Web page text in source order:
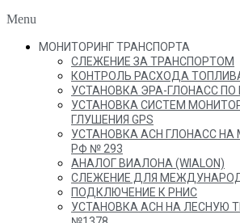
Menu
МОНИТОРИНГ ТРАНСПОРТА
СЛЕЖЕНИЕ ЗА ТРАНСПОРТОМ
КОНТРОЛЬ РАСХОДА
УСТАНОВКА ЭРА-ГЛОНАСС ПО
УСТАНОВКА СИСТЕМ
ГЛУШЕНИЯ GPS
УСТАНОВКА АСН ГЛОНАСС
РФ № 293
АНАЛОГ ВИАЛОНА (WIALON)
СЛЕЖЕНИЕ ДЛЯ
ПОДКЛЮЧЕНИЕ К РНИС
УСТАНОВКА АСН НА ЛЕСНУЮ